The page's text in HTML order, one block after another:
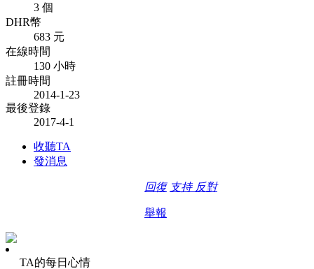
3 個
DHR幣
683 元
在線時間
130 小時
註冊時間
2014-1-23
最後登錄
2017-4-1
收聽TA
發消息
回復 支持 反對
舉報
TA的每日心情